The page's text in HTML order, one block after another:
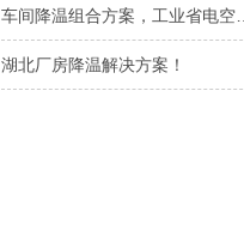
车间降温组合方案，工业省电空…
湖北厂房降温解决方案！